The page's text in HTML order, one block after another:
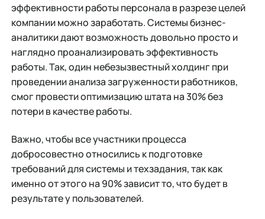
эффективности работы персонала в разрезе целей
компании можно заработать. Системы бизнес-
аналитики дают возможность довольно просто и
наглядно проанализировать эффективность
работы. Так, один небезызвестный холдинг при
проведении анализа загруженности работников,
смог провести оптимизацию штата на 30% без
потери в качестве работы.
Важно, чтобы все участники процесса
добросовестно относились к подготовке
требований для системы и техзадания, так как
именно от этого на 90% зависит то, что будет в
результате у пользователей.